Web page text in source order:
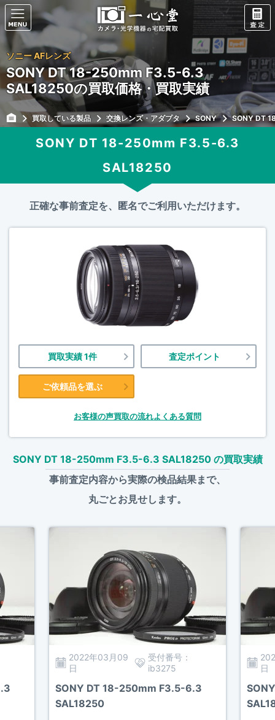
ソニー AFレンズ
SONY DT 18-250mm F3.5-6.3
SAL18250の買取価格・買取実績
買取している製品 交換レンズ・アダプタ SONY SONY DT
SONY DT 18-250mm F3.5-6.3
SAL18250
正確な事前査定を、匿名でご利用いただけます。
買取実績 1件 査定ポイント
ご依頼品を選ぶ
お客様の声買取の流れよくある質問
SONY DT 18-250mm F3.5-6.3 SAL18250 の買取実績
事前査定内容から実際の検品結果まで、
丸ごとお見せします。
2022年03月09
日
受付番号：
ib3275
SONY DT 18-250mm F3.5-6.3
SAL18250
日